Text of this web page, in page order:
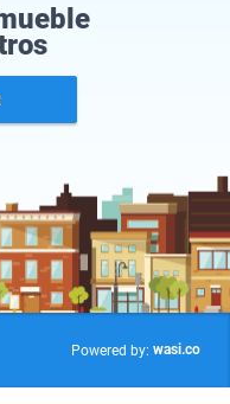
Powered by: wasi.co